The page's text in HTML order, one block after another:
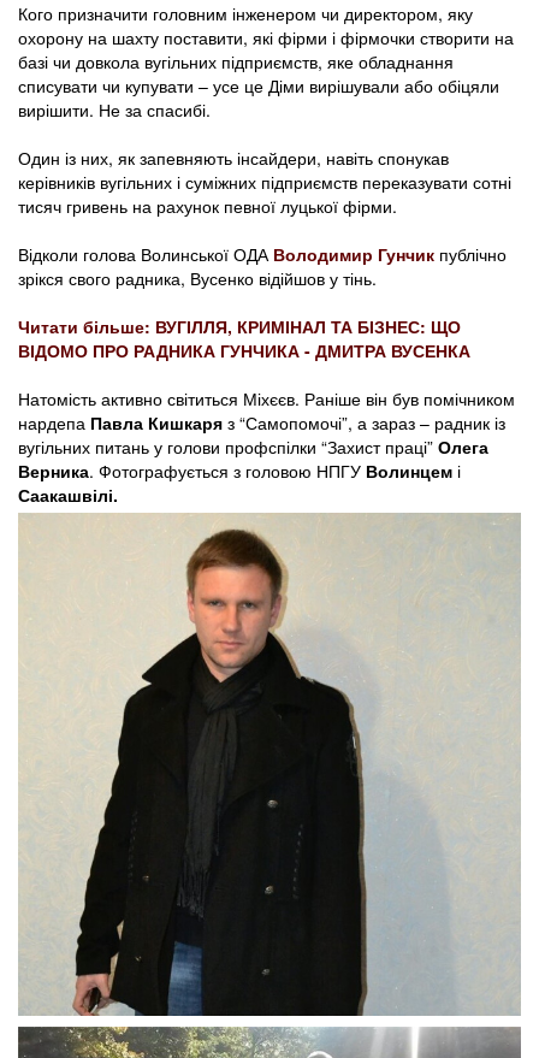
Кого призначити головним інженером чи директором, яку
охорону на шахту поставити, які фірми і фірмочки створити на
базі чи довкола вугільних підприємств, яке обладнання
списувати чи купувати – усе це Діми вирішували або обіцяли
вирішити. Не за спасибі.
Один із них, як запевняють інсайдери, навіть спонукав
керівників вугільних і суміжних підприємств переказувати сотні
тисяч гривень на рахунок певної луцької фірми.
Відколи голова Волинської ОДА Володимир Гунчик публічно
зрікся свого радника, Вусенко відійшов у тінь.
Читати більше: ВУГІЛЛЯ, КРИМІНАЛ ТА БІЗНЕС: ЩО
ВІДОМО ПРО РАДНИКА ГУНЧИКА - ДМИТРА ВУСЕНКА
Натомість активно світиться Міхєєв. Раніше він був помічником
нардепа Павла Кишкаря з “Самопомочі”, а зараз – радник із
вугільних питань у голови профспілки “Захист праці” Олега
Верника. Фотографується з головою НПГУ Волинцем і
Саакашвілі.